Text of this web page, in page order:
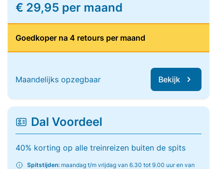
€ 29,95 per maand
Goedkoper na 4 retours per maand
Maandelijks opzegbaar Bekijk
Dal Voordeel
40% korting op alle treinreizen buiten de spits
Spitstijden: maandag t/m vrijdag van 6.30 tot 9.00 uur en van